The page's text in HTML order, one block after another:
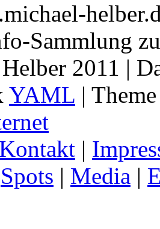
Sammlung
2011 |
YAML |
Kontakt |
Spots | Media |